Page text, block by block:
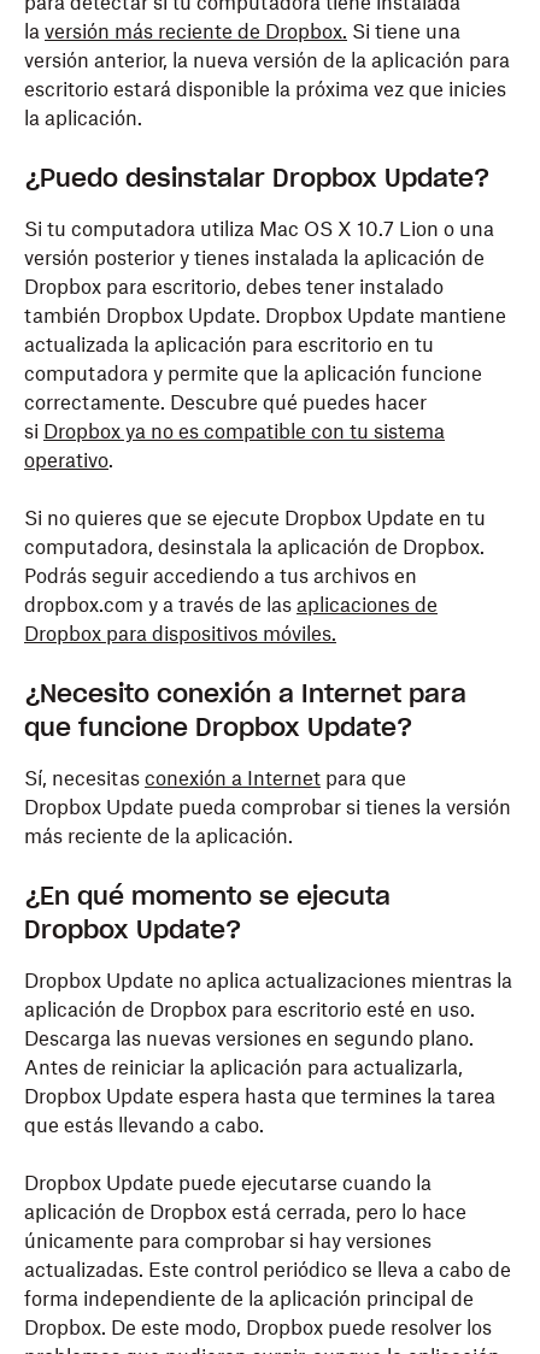
la versión más reciente de Dropbox. Si tiene una
versión anterior, la nueva versión de la aplicación para
escritorio estará disponible la próxima vez que inicies
la aplicación.
¿Puedo desinstalar Dropbox Update?
Si tu computadora utiliza Mac OS X 10.7 Lion o una
versión posterior y tienes instalada la aplicación de
Dropbox para escritorio, debes tener instalado
también Dropbox Update. Dropbox Update mantiene
actualizada la aplicación para escritorio en tu
computadora y permite que la aplicación funcione
correctamente. Descubre qué puedes hacer
si Dropbox ya no es compatible con tu sistema
operativo.
Si no quieres que se ejecute Dropbox Update en tu
computadora, desinstala la aplicación de Dropbox.
Podrás seguir accediendo a tus archivos en
dropbox.com y a través de las aplicaciones de
Dropbox para dispositivos móviles.
¿Necesito conexión a Internet para
que funcione Dropbox Update?
Sí, necesitas conexión a Internet para que
Dropbox Update pueda comprobar si tienes la versión
más reciente de la aplicación.
¿En qué momento se ejecuta
Dropbox Update?
Dropbox Update no aplica actualizaciones mientras la
aplicación de Dropbox para escritorio esté en uso.
Descarga las nuevas versiones en segundo plano.
Antes de reiniciar la aplicación para actualizarla,
Dropbox Update espera hasta que termines la tarea
que estás llevando a cabo.
Dropbox Update puede ejecutarse cuando la
aplicación de Dropbox está cerrada, pero lo hace
únicamente para comprobar si hay versiones
actualizadas. Este control periódico se lleva a cabo de
forma independiente de la aplicación principal de
Dropbox. De este modo, Dropbox puede resolver los